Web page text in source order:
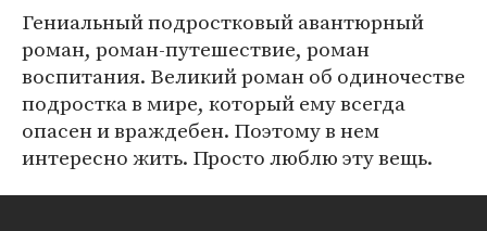
Гениальный подростковый авантюрный
роман, роман-путешествие, роман
воспитания. Великий роман об одиночестве
подростка в мире, который ему всегда
опасен и враждебен. Поэтому в нем
интересно жить. Просто люблю эту вещь.